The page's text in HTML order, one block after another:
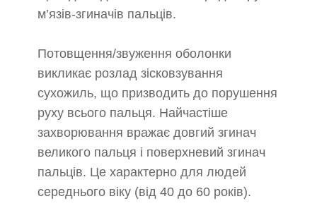
м’язів-згиначів пальців.
Потовщення/звуження оболонки
викликає розлад зісковзування
сухожиль, що призводить до порушення
руху всього пальця. Найчастіше
захворювання вражає довгий згинач
великого пальця і поверхневий згинач
пальців. Це характерно для людей
середнього віку (від 40 до 60 років).